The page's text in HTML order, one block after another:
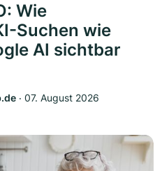
Wie
Suchen wie
AI sichtbar
‧ 07. August 2026